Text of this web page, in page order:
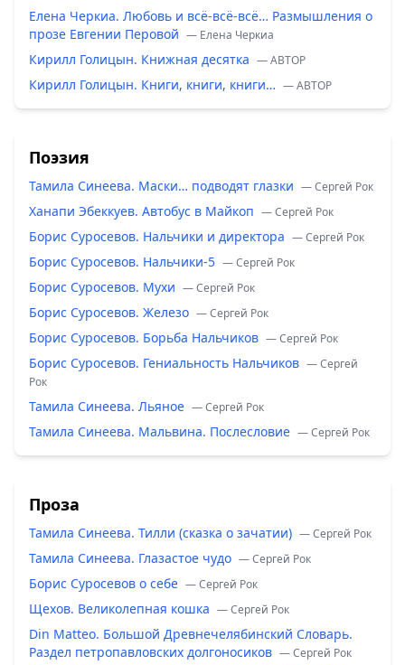
Елена Черкиа. Любовь и всё-всё-всё… Размышления о
прозе Евгении Перовой — Елена Черкиа
Кирилл Голицын. Книжная десятка — ABTOP
Кирилл Голицын. Книги, книги, книги… — ABTOP
Поэзия
Тамила Синеева. Маски… подводят глазки — Сергей Рок
Ханапи Эбеккуев. Автобус в Майкоп — Сергей Рок
Борис Суросевов. Нальчики и директора — Сергей Рок
Борис Суросевов. Нальчики-5 — Сергей Рок
Борис Суросевов. Мухи — Сергей Рок
Борис Суросевов. Железо — Сергей Рок
Борис Суросевов. Борьба Нальчиков — Сергей Рок
Борис Суросевов. Гениальность Нальчиков — Сергей
Рок
Тамила Синеева. Льяное — Сергей Рок
Тамила Синеева. Мальвина. Послесловие — Сергей Рок
Проза
Тамила Синеева. Тилли (сказка о зачатии) — Сергей Рок
Тамила Синеева. Глазастое чудо — Сергей Рок
Борис Суросевов о себе — Сергей Рок
Щехов. Великолепная кошка — Сергей Рок
Din Matteo. Большой Древнечелябинский Словарь.
Раздел петропавловских долгоносиков — Сергей Рок